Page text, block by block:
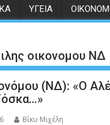
ΥΓΕΊΑ
οικονομου ΝΔ
(ΝΔ): «Ο
Βίκυ Μιχέλη